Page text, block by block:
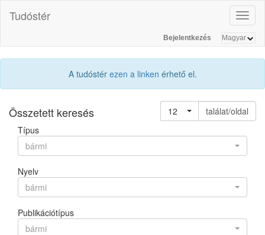
Tudóstér
Bejelentkezés
A tudóstér ezen a linken érhető el.
Összetett keresés 12
találat/oldal
Típus
bármi
Nyelv
bármi
Publikációtípus
bármi